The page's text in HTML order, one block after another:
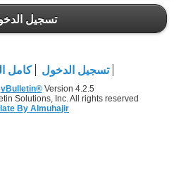
تسجيل
تسجيل الدخول كامل
vBulletin®Version 4.2.5
Solutions, Inc. All rights reserved.
By Almuhajir